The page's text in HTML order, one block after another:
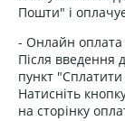
Пошти" і
- Онлайн оплата
Після введення
пункт
Натисніть
на сторінку